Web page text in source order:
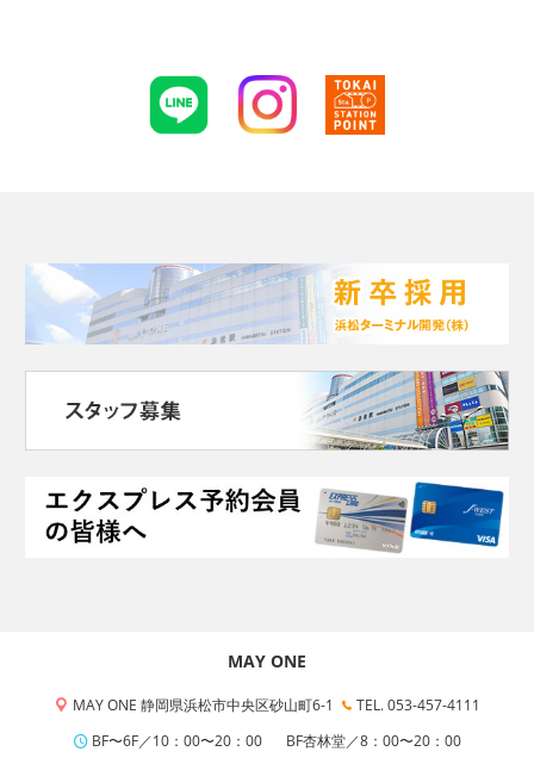
MAY ONE
MAY ONE 静岡県浜松市中央区砂山町6-1
TEL. 053-457-4111
BF〜6F／10：00〜20：00
BF杏林堂／8：00〜20：00